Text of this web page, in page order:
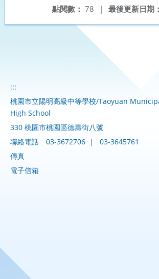
最後更新日期：
點閱數： 78 |
:::
桃園市立陽明高級中等學校/Taoyuan
High School
330 桃園市桃園區德壽街八號
聯絡電話
03-3672706 |
03-3645761
傳真
電子信箱